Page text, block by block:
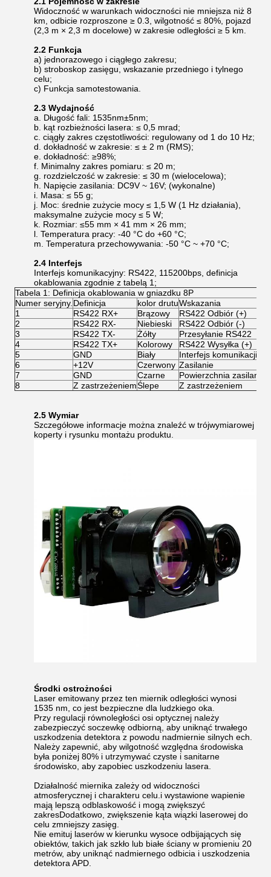
Widoczność w warunkach widoczności nie mniejsza niż 8
km, odbicie rozproszone ≥ 0.3, wilgotność ≤ 80%, pojazd
(2,3 m × 2,3 m docelowe) w zakresie odległości ≥ 5 km.
2.2 Funkcja
a) jednorazowego i ciągłego zakresu;
b) stroboskop zasięgu, wskazanie przedniego i tylnego
celu;
c) Funkcja samotestowania.
2.3 Wydajność
a. Długość fali: 1535nm±5nm;
b. kąt rozbieżności lasera: ≤ 0,5 mrad;
c. ciągły zakres częstotliwości: regulowany od 1 do 10 Hz;
d. dokładność w zakresie: ≤ ± 2 m (RMS);
e. dokładność: ≥98%;
f. Minimalny zakres pomiaru: ≤ 20 m;
g. rozdzielczość w zakresie: ≤ 30 m (wielocelowa);
h. Napięcie zasilania: DC9V ~ 16V; (wykonalne)
i. Masa: ≤ 55 g;
j. Moc: średnie zużycie mocy ≤ 1,5 W (1 Hz działania),
maksymalne zużycie mocy ≤ 5 W;
k. Rozmiar: ≤55 mm × 41 mm × 26 mm;
l. Temperatura pracy: -40 °C do +60 °C;
m. Temperatura przechowywania: -50 °C ~ +70 °C;
2.4 Interfejs
Interfejs komunikacyjny: RS422, 115200bps, definicja
okablowania zgodnie z tabelą 1;
Tabela 1: Definicja okablowania w gniazdku 8P
Numer seryjny. Definicja kolor drutuWskazania
1
RS422 RX+ Brązowy
RS422 Odbiór (+)
2
RS422 RX- Niebieski
RS422 Odbiór (-)
3
RS422 TX- Żółty
Przesyłanie RS422
4
RS422 TX+ Kolorowy
RS422 Wysyłka (+)
5
GND Biały
Interfejs komunikacji
6
+12V Czerwony Zasilanie
7
GND Czarne
Powierzchnia zasilania
8
Z zastrzeżeniemŚlepe Z zastrzeżeniem
2.5 Wymiar
Szczegółowe informacje można znaleźć w trójwymiarowej
koperty i rysunku montażu produktu.
Środki ostrożności
Laser emitowany przez ten miernik odległości wynosi
1535 nm, co jest bezpieczne dla ludzkiego oka.
Przy regulacji równoległości osi optycznej należy
zabezpieczyć soczewkę odbiorną, aby uniknąć trwałego
uszkodzenia detektora z powodu nadmiernie silnych ech.
Należy zapewnić, aby wilgotność względna środowiska
była poniżej 80% i utrzymywać czyste i sanitarne
środowisko, aby zapobiec uszkodzeniu lasera.
Działalność miernika zależy od widoczności
atmosferycznej i charakteru celu.i wystawione wapienie
mają lepszą odblaskowość i mogą zwiększyć
zakresDodatkowo, zwiększenie kąta wiązki laserowej do
celu zmniejszy zasięg.
Nie emituj laserów w kierunku wysoce odbijających się
obiektów, takich jak szkło lub białe ściany w promieniu 20
metrów, aby uniknąć nadmiernego odbicia i uszkodzenia
detektora APD.